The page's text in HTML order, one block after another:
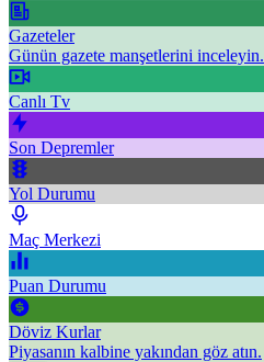
Gazeteler
Günün gazete manşetlerini inceleyin.
Canlı Tv
Son Depremler
Yol Durumu
Maç Merkezi
Puan Durumu
Döviz Kurlar
Piyasanın kalbine yakından göz atın.